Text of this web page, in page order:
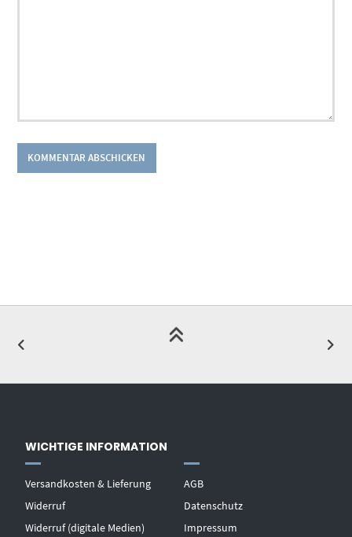
WICHTIGE INFORMATION
Versandkosten & Lieferung
Widerruf
Widerruf (digitale Medien)
AGB
Datenschutz
Impressum